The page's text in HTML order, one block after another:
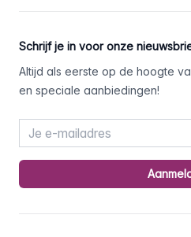
Schrijf je in voor onze
Altijd als eerste op de hoogte
en speciale aanbiedingen!
Email address